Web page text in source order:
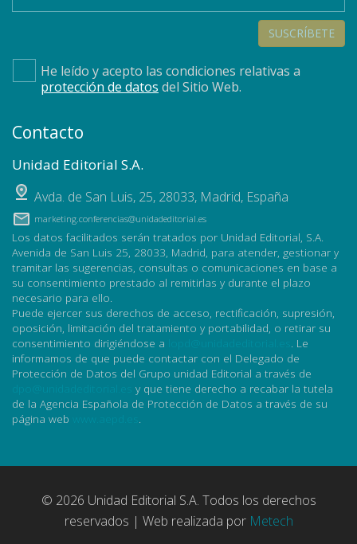
SUSCRÍBETE
He leído y acepto las condiciones relativas a
protección de datos del Sitio Web.
Contacto
Unidad Editorial S.A.
Avda. de San Luis, 25, 28033, Madrid, España
marketing.conferencias@unidadeditorial.es
Los datos facilitados serán tratados por Unidad Editorial, S.A.
Avenida de San Luis 25, 28033, Madrid, para atender, gestionar y
tramitar las sugerencias, consultas o comunicaciones en base a
su consentimiento prestado al remitirlas y durante el plazo
necesario para ello.
Puede ejercer sus derechos de acceso, rectificación, supresión,
oposición, limitación del tratamiento y portabilidad, o retirar su
consentimiento dirigiéndose a
. Le
informamos de que puede contactar con el Delegado de
Protección de Datos del Grupo unidad Editorial a través de
y que tiene derecho a recabar la tutela
de la Agencia Española de Protección de Datos a través de su
página web
.
© 2026 Unidad Editorial S.A. Todos los derechos
reservados | Web realizada por Metech